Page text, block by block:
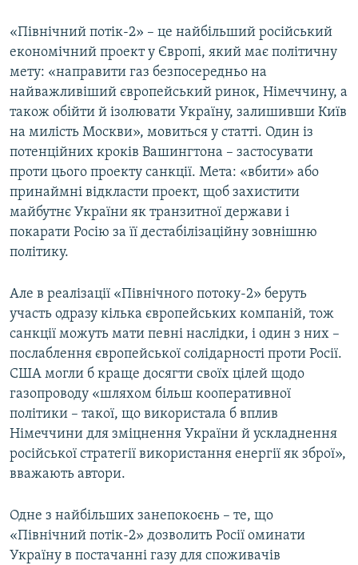
«Північний потік-2» – це найбільший російський
економічний проект у Європі, який має політичну
мету: «направити газ безпосередньо на
найважливіший європейський ринок, Німеччину, а
також обійти й ізолювати Україну, залишивши Київ
на милість Москви», мовиться у статті. Один із
потенційних кроків Вашингтона – застосувати
проти цього проекту санкції. Мета: «вбити» або
принаймні відкласти проект, щоб захистити
майбутнє України як транзитної держави і
покарати Росію за її дестабілізаційну зовнішню
політику.
Але в реалізації «Північного потоку-2» беруть
участь одразу кілька європейських компаній, тож
санкції можуть мати певні наслідки, і один з них –
послаблення європейської солідарності проти Росії.
США могли б краще досягти своїх цілей щодо
газопроводу «шляхом більш кооперативної
політики – такої, що використала б вплив
Німеччини для зміцнення України й ускладнення
російської стратегії використання енергії як зброї»,
вважають автори.
Одне з найбільших занепокоєнь – те, що
«Північний потік-2» дозволить Росії оминати
Україну в постачанні газу для споживачів